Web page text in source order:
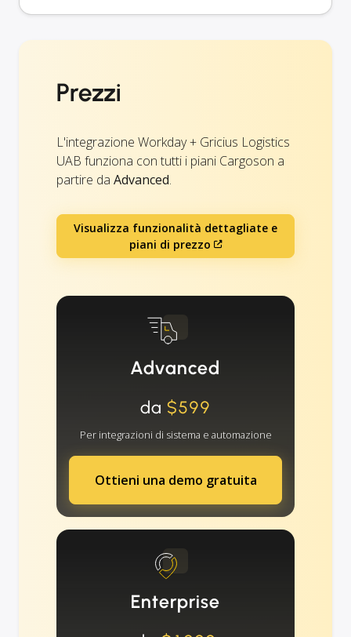
Prezzi
L'integrazione Workday + Gricius Logistics
UAB funziona con tutti i piani Cargoson a
partire da Advanced.
Visualizza funzionalità dettagliate e
piani di prezzo
Advanced
da$599
Per integrazioni di sistema e automazione
Ottieni una demo gratuita
Enterprise